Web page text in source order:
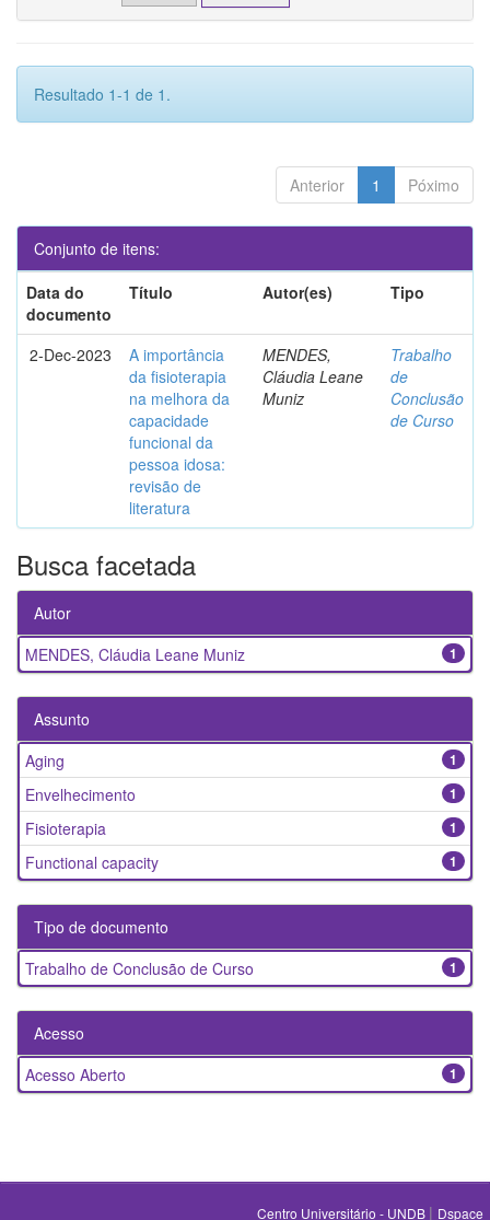
Resultado 1-1 de 1.
Anterior 1 Póximo
Conjunto de itens:
Data do
documento
Título Autor(es) Tipo
2-Dec-2023
A importância
da fisioterapia
na melhora da
capacidade
funcional da
pessoa idosa:
revisão de
literatura
MENDES,
Cláudia Leane
Muniz
Trabalho
de
Conclusão
de Curso
Busca facetada
Autor
1
MENDES, Cláudia Leane Muniz
Assunto
1
Aging
1
Envelhecimento
1
Fisioterapia
1
Functional capacity
Tipo de documento
1
Trabalho de Conclusão de Curso
Acesso
1
Acesso Aberto
Centro Universitário - UNDB | Dspace